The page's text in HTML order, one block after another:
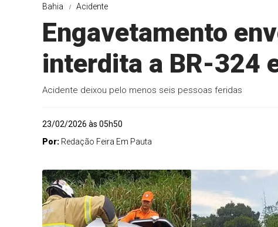
Bahia Acidente
Engavetamento
interdita a BR-324
Acidente deixou pelo menos seis pessoas feridas
23/02/2026 às 05h50
Por: Redação Feira Em Pauta